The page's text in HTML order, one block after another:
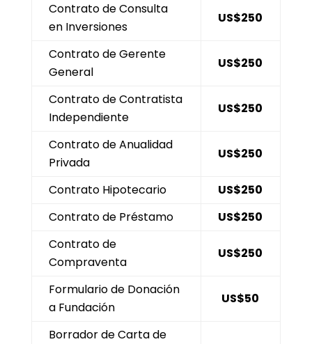
Contrato de Consulta
en Inversiones
US$250
Contrato de Gerente
General
US$250
Contrato de Contratista
Independiente
US$250
Contrato de Anualidad
Privada
US$250
Contrato Hipotecario
US$250
Contrato de Préstamo
US$250
Contrato de
Compraventa
US$250
Formulario de Donación
a Fundación
US$50
Borrador de Carta de